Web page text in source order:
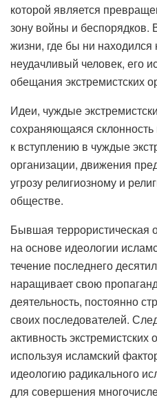
которой является
зону войны и беспорядков.
жизни, где бы ни
неудачливый человек, его
обещания экстремистских
Идеи, чуждые
сохраняющаяся
к вступлению в чуждые
организации, движения
угрозу религиозному и
обществе.
Бывшая террористическая
на основе идеологии
течение последнего
наращивает свою
деятельность, постоянно
своих последователей.
активность экстремистских
используя исламский
идеологию радикального
для совершения